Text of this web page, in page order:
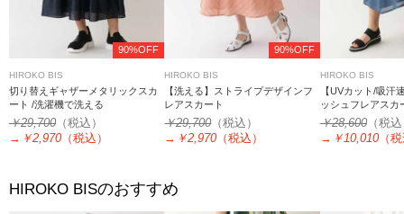
90%OFF
HIROKO BIS
切り替えギャザーメタリックスカ
ート /洗濯機で洗える
￥29,700 （税込）
→ ￥2,970 （税込）
90%OFF
HIROKO BIS
【洗える】ストライプデザインフ
レアスカート
￥29,700（税込）
→ ￥2,970 （税込）
HIROKO BIS
【UVカット/吸汗
ッシュフレアスカ
える
￥28,600（税
→ ￥10,010（
HIROKO BISのおすすめ